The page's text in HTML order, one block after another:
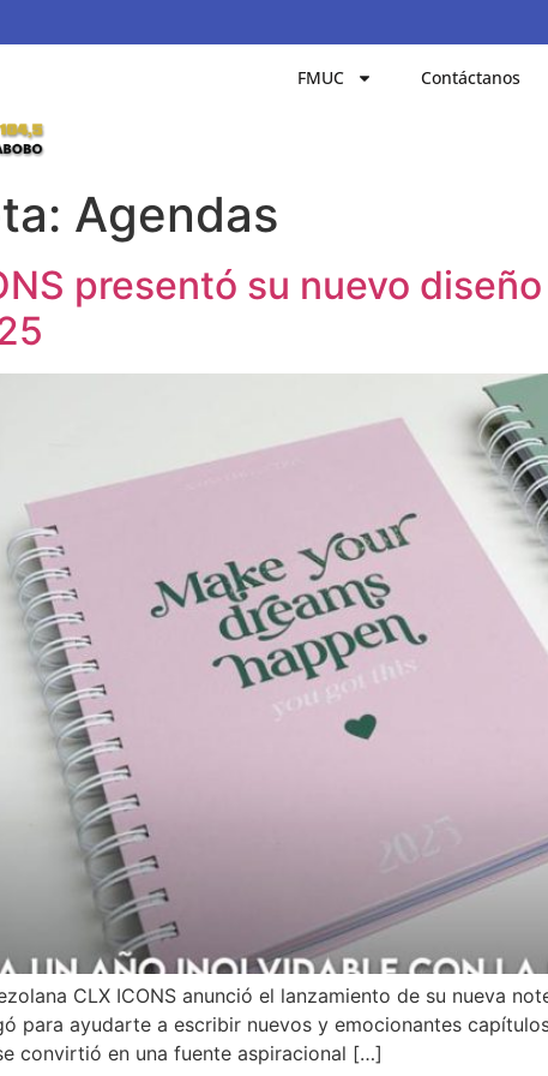
FMUC Contáctanos
Agendas
presentó su nuevo
CLX ICONS anunció el lanzamiento de su nueva
para ayudarte a escribir nuevos y emocionantes
convirtió en una fuente aspiracional […]